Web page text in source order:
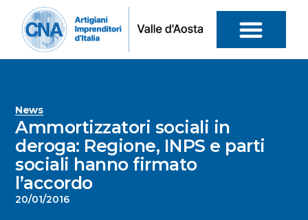
News
Ammortizzatori sociali in
deroga: Regione, INPS e parti
sociali hanno firmato
l’accordo
20/01/2016